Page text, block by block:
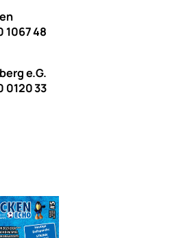
1067 48
e.G.
0120 33